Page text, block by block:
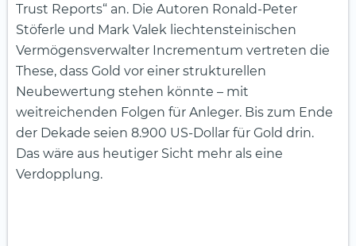
Trust Reports“ an. Die Autoren Ronald-Peter
Stöferle und Mark Valek liechtensteinischen
Vermögensverwalter Incrementum vertreten die
These, dass Gold vor einer strukturellen
Neubewertung stehen könnte – mit
weitreichenden Folgen für Anleger. Bis zum Ende
der Dekade seien 8.900 US-Dollar für Gold drin.
Das wäre aus heutiger Sicht mehr als eine
Verdopplung.